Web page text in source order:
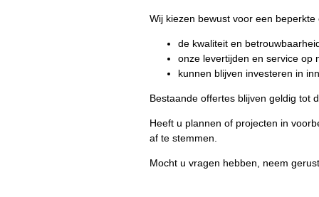
Wij kiezen bewust voor een
de kwaliteit en
onze levertijden en service op
kunnen blijven investeren in
Bestaande offertes blijven geldig tot
Heeft u plannen of projecten in
af te stemmen.
Mocht u vragen hebben, neem